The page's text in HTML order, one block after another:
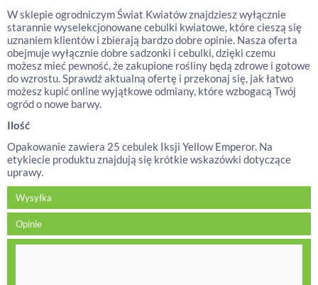
W sklepie ogrodniczym Świat Kwiatów znajdziesz wyłącznie
starannie wyselekcjonowane cebulki kwiatowe, które cieszą się
uznaniem klientów i zbierają bardzo dobre opinie. Nasza oferta
obejmuje wyłącznie dobre sadzonki i cebulki, dzięki czemu
możesz mieć pewność, że zakupione rośliny będą zdrowe i gotowe
do wzrostu. Sprawdź aktualną ofertę i przekonaj się, jak łatwo
możesz kupić online wyjątkowe odmiany, które wzbogacą Twój
ogród o nowe barwy.
Ilość
Opakowanie zawiera 25 cebulek Iksji Yellow Emperor. Na
etykiecie produktu znajdują się krótkie wskazówki dotyczące
uprawy.
Wysyłka
Opinie